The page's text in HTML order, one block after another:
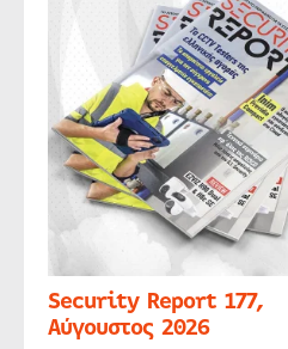
Security Report 177,
Αύγουστος 2026